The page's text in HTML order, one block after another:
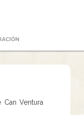
Ventura